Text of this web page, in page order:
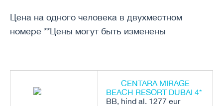
Цена на одного человека в двухместном
номере **Цены могут быть изменены
CENTARA MIRAGE
BEACH RESORT DUBAI 4*
BB, hind al. 1277 eur